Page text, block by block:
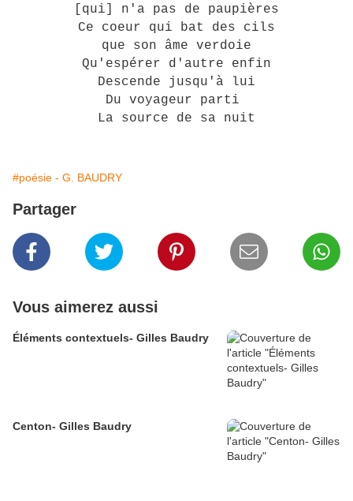
[qui] n'a pas de paupières
Ce coeur qui bat des cils
que son âme verdoie
Qu'espérer d'autre enfin
Descende jusqu'à lui
Du voyageur parti
La source de sa nuit
#poésie - G. BAUDRY
Partager
Vous aimerez aussi
Éléments contextuels- Gilles Baudry
Centon- Gilles Baudry